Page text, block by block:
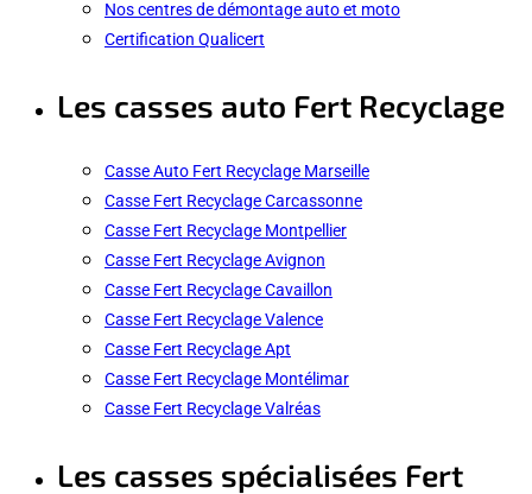
Nos centres de démontage auto et moto
Certification Qualicert
Les casses auto Fert Recyclage
Casse Auto Fert Recyclage Marseille
Casse Fert Recyclage Carcassonne
Casse Fert Recyclage Montpellier
Casse Fert Recyclage Avignon
Casse Fert Recyclage Cavaillon
Casse Fert Recyclage Valence
Casse Fert Recyclage Apt
Casse Fert Recyclage Montélimar
Casse Fert Recyclage Valréas
Les casses spécialisées Fert